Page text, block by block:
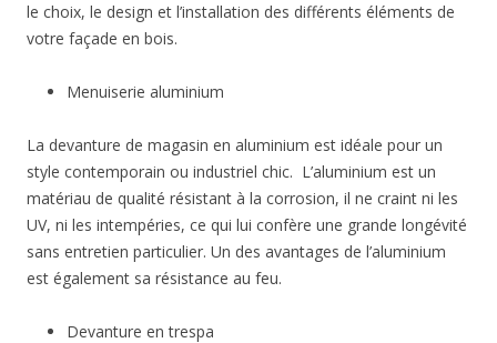
le choix, le design et l’installation des différents éléments de
votre façade en bois.
Menuiserie aluminium
La devanture de magasin en aluminium est idéale pour un
style contemporain ou industriel chic. L’aluminium est un
matériau de qualité résistant à la corrosion, il ne craint ni les
UV, ni les intempéries, ce qui lui confère une grande longévité
sans entretien particulier. Un des avantages de l’aluminium
est également sa résistance au feu.
Devanture en trespa